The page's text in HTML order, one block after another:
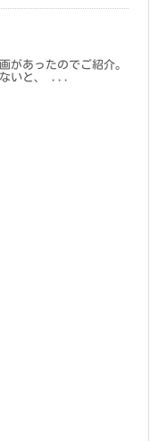
があったのでご紹介。
ないと、 ...